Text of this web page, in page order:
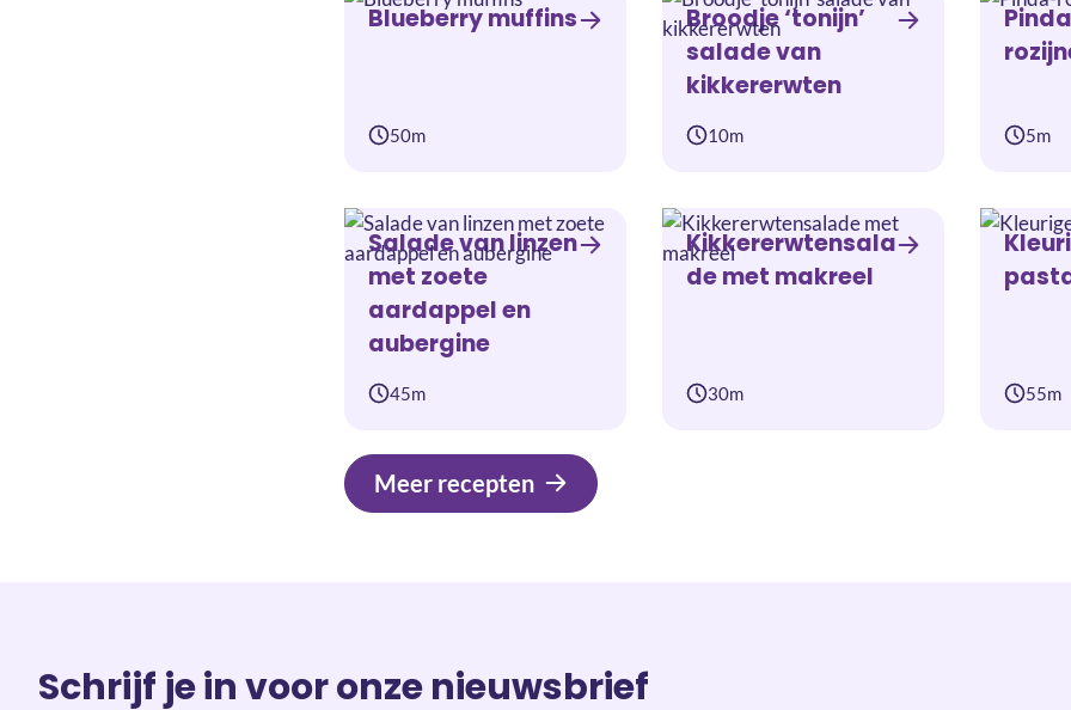
Blueberry muffins
50m
Broodje ‘tonijn’
salade van
kikkererwten
10m 5m
Salade van linzen
met zoete
aardappel en
aubergine
45m
Kikkererwtensala
de met makreel
30m 55m
Meer recepten
Schrijf je in voor onze nieuwsbrief